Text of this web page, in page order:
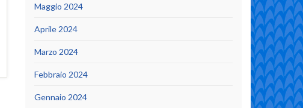
Maggio 2024
Aprile 2024
Marzo 2024
Febbraio 2024
Gennaio 2024